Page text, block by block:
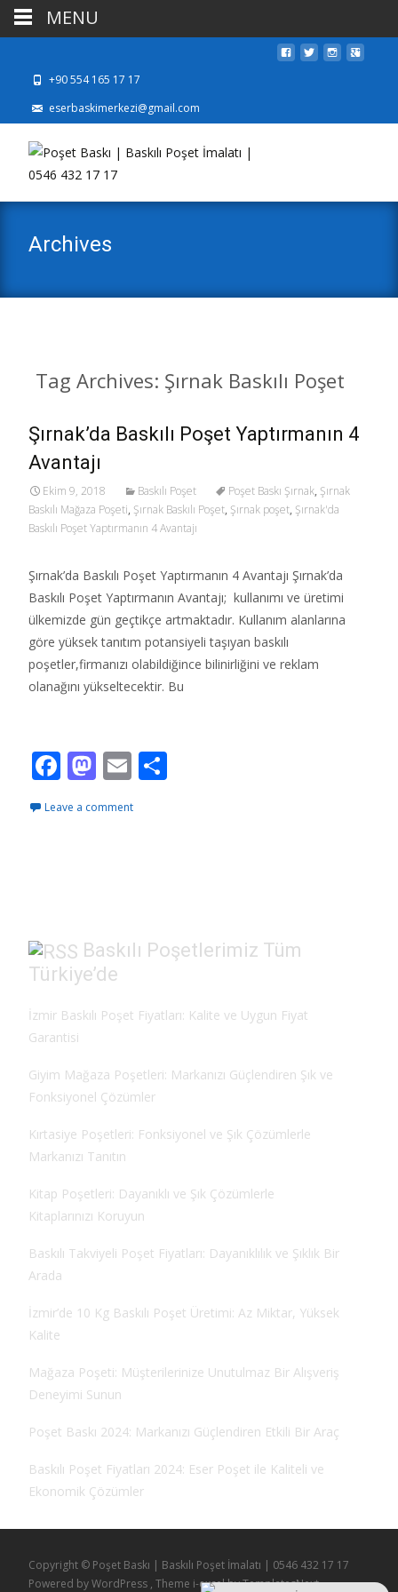
+90 554 165 17 17
eserbaskimerkezi@gmail.com
Archives
Tag Archives: Şırnak Baskılı Poşet
Şırnak’da Baskılı Poşet Yaptırmanın 4
Avantajı
Ekim 9, 2018 Baskılı Poşet Poşet Baskı Şırnak, Şırnak
Baskılı Mağaza Poşeti, Şırnak Baskılı Poşet, Şırnak poşet, Şırnak'da
Baskılı Poşet Yaptırmanın 4 Avantajı
Şırnak’da Baskılı Poşet Yaptırmanın 4 Avantajı Şırnak’da
Baskılı Poşet Yaptırmanın Avantajı; kullanımı ve üretimi
ülkemizde gün geçtikçe artmaktadır. Kullanım alanlarına
göre yüksek tanıtım potansiyeli taşıyan baskılı
poşetler,firmanızı olabildiğince bilinirliğini ve reklam
olanağını yükseltecektir. Bu
F
e
k
M
to
E
ai
Leave a comment
Baskılı Poşetlerimiz Tüm
Türkiye’de
İzmir Baskılı Poşet Fiyatları: Kalite ve Uygun Fiyat
Garantisi
Giyim Mağaza Poşetleri: Markanızı Güçlendiren Şık ve
Fonksiyonel Çözümler
Kırtasiye Poşetleri: Fonksiyonel ve Şık Çözümlerle
Markanızı Tanıtın
Kitap Poşetleri: Dayanıklı ve Şık Çözümlerle
Kitaplarınızı Koruyun
Baskılı Takviyeli Poşet Fiyatları: Dayanıklılık ve Şıklık Bir
Arada
İzmir’de 10 Kg Baskılı Poşet Üretimi: Az Miktar, Yüksek
Kalite
Mağaza Poşeti: Müşterilerinize Unutulmaz Bir Alışveriş
Deneyimi Sunun
Poşet Baskı 2024: Markanızı Güçlendiren Etkili Bir Araç
Baskılı Poşet Fiyatları 2024: Eser Poşet ile Kaliteli ve
Ekonomik Çözümler
Copyright © Poşet Baskı | Baskılı Poşet İmalatı | 0546 432 17 17
Powered by WordPress , Theme i-excelby TemplatesNext.
MENU